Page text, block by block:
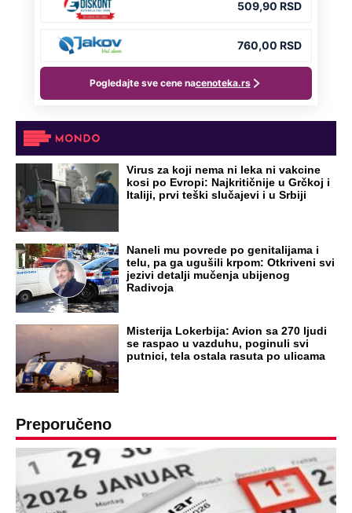
Virus za koji nema ni leka ni vakcine
kosi po Evropi: Najkritičnije u Grčkoj i
Italiji, prvi teški slučajevi i u Srbiji
Naneli mu povrede po genitalijama i
telu, pa ga ugušili krpom: Otkriveni svi
jezivi detalji mučenja ubijenog
Radivoja
Misterija Lokerbija: Avion sa 270 ljudi
se raspao u vazduhu, poginuli svi
putnici, tela ostala rasuta po ulicama
Preporučeno